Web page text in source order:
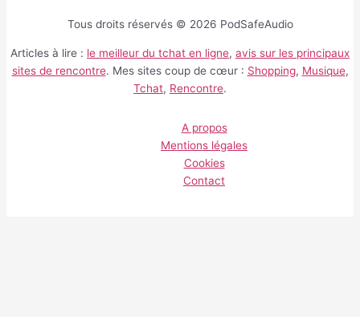
Tous droits réservés © 2026 PodSafeAudio
Articles à lire : le meilleur du tchat en ligne, avis sur les principaux
sites de rencontre. Mes sites coup de cœur : Shopping, Musique,
Tchat, Rencontre.
A propos
Mentions légales
Cookies
Contact